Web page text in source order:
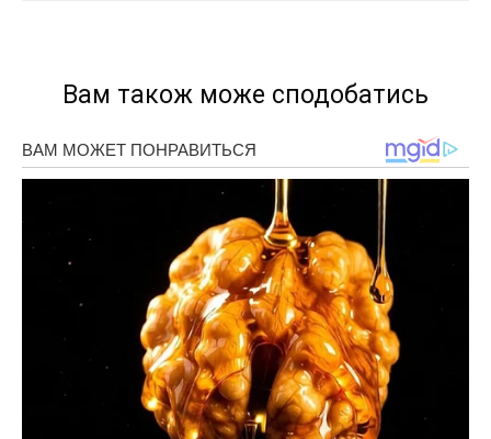
Вам також може сподобатись